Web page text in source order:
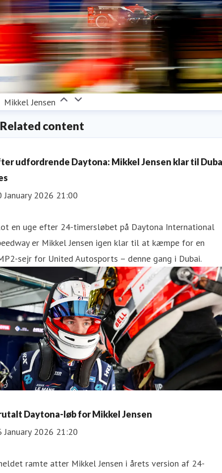
Mikkel Jensen
Related content
udfordrende Daytona: Mikkel Jensen klar til
January 2026 21:00
en uge efter 24-timersløbet på Daytona International
er Mikkel Jensen igen klar til at kæmpe for en
sejr for United Autosports – denne gang i Dubai.
Daytona-løb for Mikkel Jensen
January 2026 21:20
ramte atter Mikkel Jensen i årets version af 24-